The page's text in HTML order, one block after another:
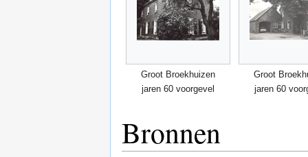
Groot Broekhuizen
jaren 60 voorgevel
Groot
jaren 60
Bronnen